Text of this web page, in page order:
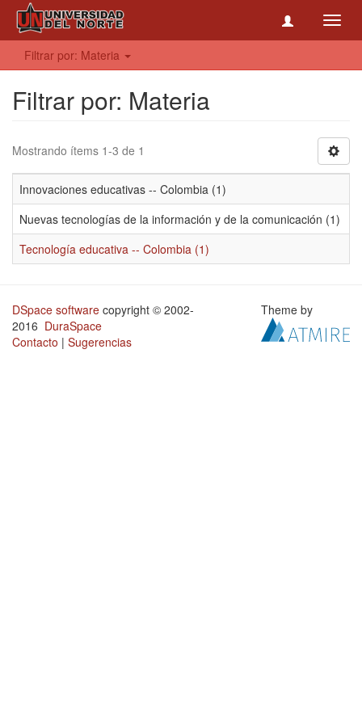
Filtrar por: Materia
Filtrar por: Materia
Mostrando ítems 1-3 de 1
Innovaciones educativas -- Colombia (1)
Nuevas tecnologías de la información y de la comunicación (1)
Tecnología educativa -- Colombia (1)
DSpace software copyright © 2002-
2016 DuraSpace
Contacto | Sugerencias
Theme by